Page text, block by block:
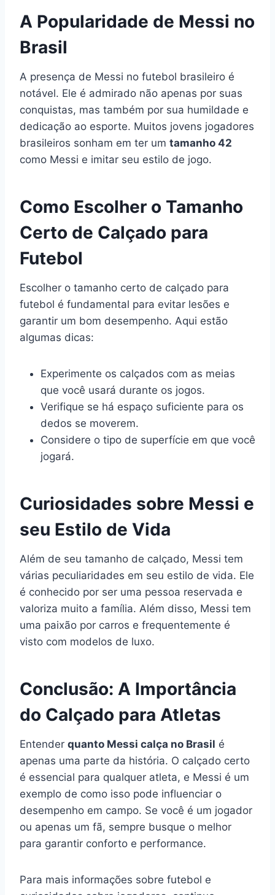
A Popularidade de Messi no
Brasil
A presença de Messi no futebol brasileiro é
notável. Ele é admirado não apenas por suas
conquistas, mas também por sua humildade e
dedicação ao esporte. Muitos jovens jogadores
brasileiros sonham em ter um tamanho 42
como Messi e imitar seu estilo de jogo.
Como Escolher o Tamanho
Certo de Calçado para
Futebol
Escolher o tamanho certo de calçado para
futebol é fundamental para evitar lesões e
garantir um bom desempenho. Aqui estão
algumas dicas:
Experimente os calçados com as meias
que você usará durante os jogos.
Verifique se há espaço suficiente para os
dedos se moverem.
Considere o tipo de superfície em que você
jogará.
Curiosidades sobre Messi e
seu Estilo de Vida
Além de seu tamanho de calçado, Messi tem
várias peculiaridades em seu estilo de vida. Ele
é conhecido por ser uma pessoa reservada e
valoriza muito a família. Além disso, Messi tem
uma paixão por carros e frequentemente é
visto com modelos de luxo.
Conclusão: A Importância
do Calçado para Atletas
Entender quanto Messi calça no Brasil é
apenas uma parte da história. O calçado certo
é essencial para qualquer atleta, e Messi é um
exemplo de como isso pode influenciar o
desempenho em campo. Se você é um jogador
ou apenas um fã, sempre busque o melhor
para garantir conforto e performance.
Para mais informações sobre futebol e